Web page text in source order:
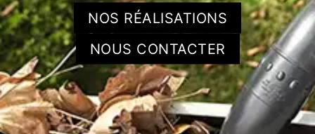
NOS RÉALISATIONS
NOUS CONTACTER